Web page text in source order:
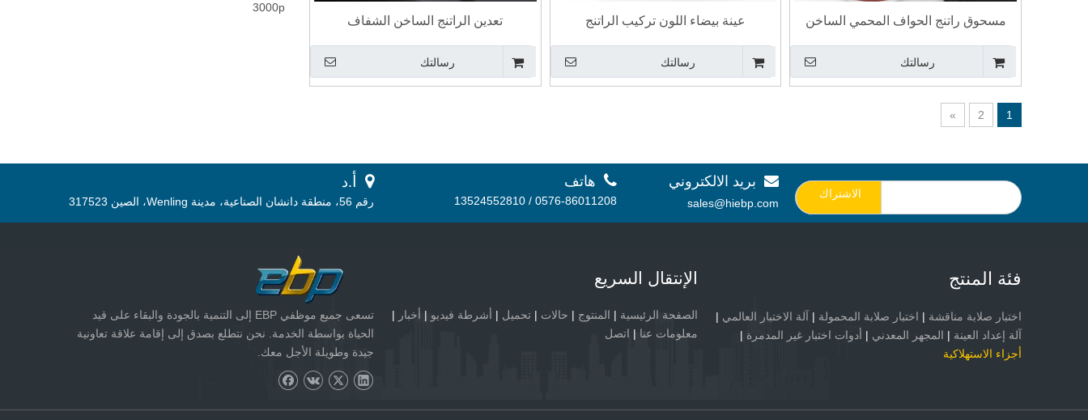
3000p
مسحوق راتنج الحواف المحمي الساخن
رسالتك
عينة بيضاء اللون تركيب الراتنج
رسالتك
تعدين الراتنج الساخن الشفاف
رسالتك
1
2
»
 أ. د
رقم 56، منطقة دانشان الصناعية، مدينة Wenling، الصين 317523
 هاتف
0576-86011208 / 13524552810
 بريد الالكتروني
sales@hiebp.com
الاشتراك
تسعى جميع موظفي EBP إلى التنمية بالجودة والبقاء على قيد
الحياة بواسطة الخدمة. نحن نتطلع بصدق إلى إقامة علاقة تعاونية
جيدة وطويلة الأجل معك.
الإنتقال السريع
الصفحة الرئيسية | المنتوج | حالات | تحميل | أشرطة فيديو | أخبار |
معلومات عنا | اتصل
فئة المنتج
اختبار صلابة مناقشة | اختبار صلابة المحمولة | آلة الاختبار العالمي |
آلة إعداد العينة | المجهر المعدني | أدوات اختبار غير المدمرة |
أجزاء الاستهلاكية